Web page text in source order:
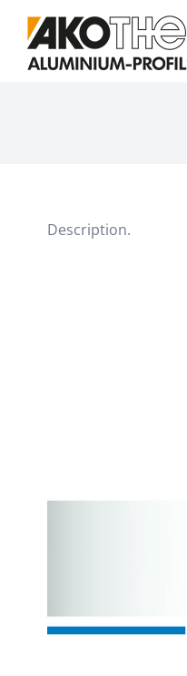
Description.